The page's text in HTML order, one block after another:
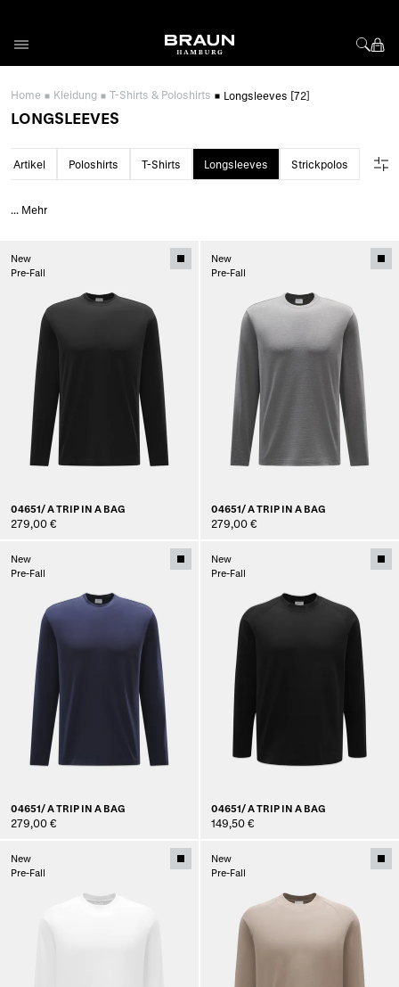
Home Kleidung T-Shirts & Poloshirts Longsleeves [72]
LONGSLEEVES
Artikel Poloshirts T-Shirts Longsleeves Strickpolos
... Mehr
New
Pre-Fall
04651/ A TRIP IN A BAG
279,00 €
New
Pre-Fall
04651/ A TRIP IN A BAG
279,00 €
New
Pre-Fall
04651/ A TRIP IN A BAG
279,00 €
New
Pre-Fall
04651/ A TRIP IN A BAG
149,50 €
New
Pre-Fall
New
Pre-Fall